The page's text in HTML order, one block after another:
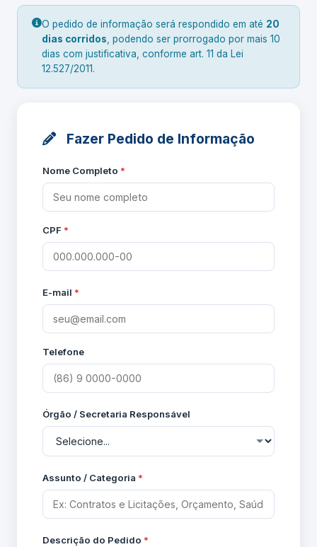
O pedido de informação será respondido em até 20
dias corridos , podendo ser prorrogado por mais 10
dias com justificativa, conforme art. 11 da Lei
12.527/2011.
Fazer Pedido de Informação
Nome Completo *
CPF *
E-mail *
Telefone
Órgão / Secretaria Responsável
Assunto / Categoria *
Descrição do Pedido *